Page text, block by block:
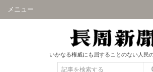
メニュー
いかなる権威にも屈することのない人民